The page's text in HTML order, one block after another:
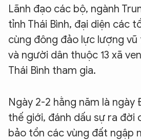
Lãnh đạo các bộ, ngành
tỉnh Thái Bình, đại diện các
cùng đông đảo lực lượng vũ
và người dân thuộc 13 xã
Thái Bình tham gia.
Ngày 2-2 hằng năm là
thế giới, đánh dấu sự ra đời
bảo tồn các vùng đất ngập